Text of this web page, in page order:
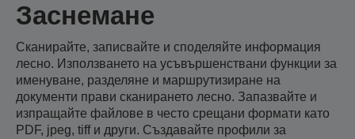
Заснемане
Сканирайте, записвайте и споделяйте информация
лесно. Използването на усъвършенствани функции за
именуване, разделяне и маршрутизиране на
документи прави сканирането лесно. Запазвайте и
изпращайте файлове в често срещани формати като
PDF, jpeg, tiff и други. Създавайте профили за